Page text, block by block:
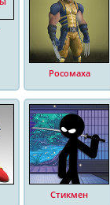
Росомаха
Стикмен